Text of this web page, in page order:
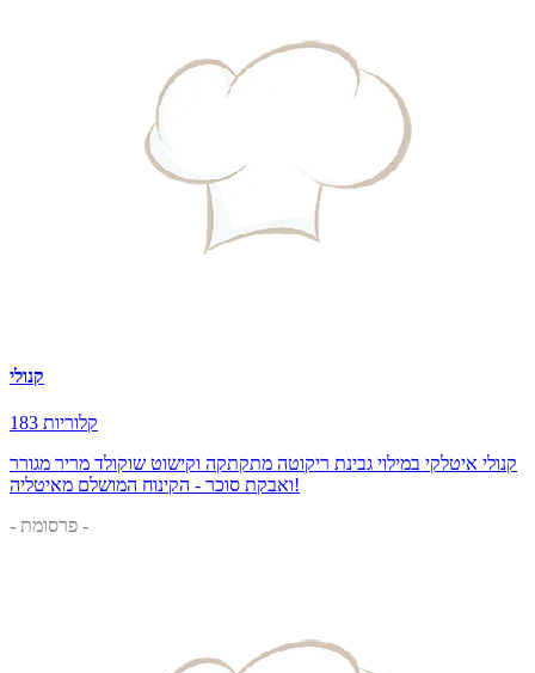
קנולי
183 קלוריות
קנולי איטלקי במילוי גבינת ריקוטה מתקתקה וקישוט שוקולד מריר מגורר
ואבקת סוכר - הקינוח המושלם מאיטליה!
- פרסומת -